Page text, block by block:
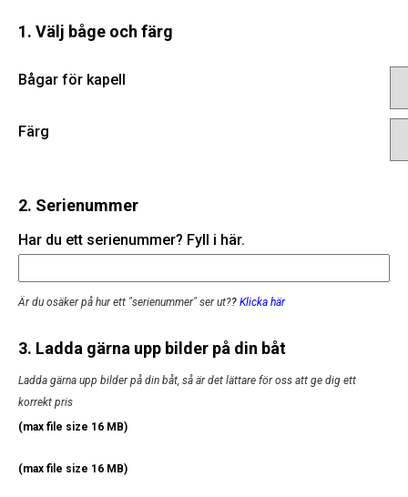
1. Välj båge och färg
Bågar för kapell
Färg
2. Serienummer
Har du ett serienummer? Fyll i här.
Är du osäker på hur ett "serienummer" ser ut?? Klicka här
3. Ladda gärna upp bilder på din båt
Ladda gärna upp bilder på din båt, så är det lättare för oss att ge dig ett
korrekt pris
(max file size 16 MB)
(max file size 16 MB)